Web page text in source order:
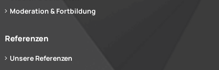
Moderation & Fortbildung
Referenzen
Unsere Referenzen